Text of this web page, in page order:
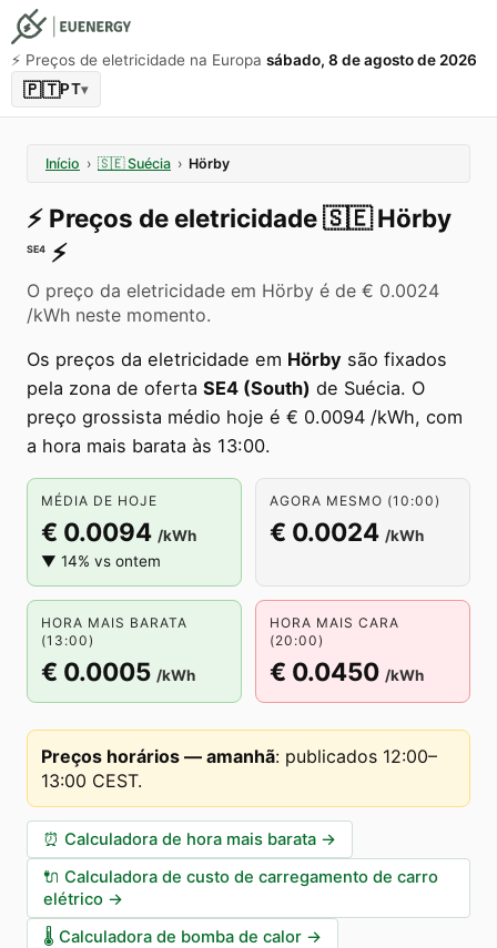
⚡️ Preços de eletricidade na Europa sábado, 8 de agosto de 2026
🇵🇹PT▾
Início › 🇸🇪 Suécia › Hörby
⚡️ Preços de eletricidade🇸🇪 Hörby
SE4 ⚡️
O preço da eletricidade em Hörby é de € 0.0024
/kWh neste momento.
Os preços da eletricidade em Hörby são fixados
pela zona de oferta SE4 (South) de Suécia. O
preço grossista médio hoje é € 0.0094 /kWh, com
a hora mais barata às 13:00.
MÉDIA DE HOJE
€ 0.0094 /kWh
▼ 14% vs ontem
AGORA MESMO (10:00)
€ 0.0024 /kWh
HORA MAIS BARATA
(13:00)
€ 0.0005 /kWh
HORA MAIS CARA
(20:00)
€ 0.0450 /kWh
Preços horários — amanhã: publicados 12:00–
13:00 CEST.
⏰ Calculadora de hora mais barata →
🔌 Calculadora de custo de carregamento de carro
elétrico →
🌡️ Calculadora de bomba de calor →